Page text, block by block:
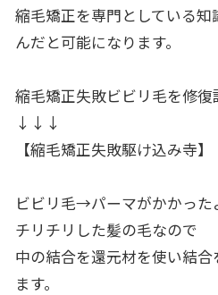
縮毛矯正を専門としている
んだと可能になります。
縮毛矯正失敗ビビリ毛を修復
↓↓↓
【縮毛矯正失敗駆け込み寺】
ビビリ毛→パーマがかかった
チリチリした髪の毛なので
中の結合を還元材を使い結
ます。